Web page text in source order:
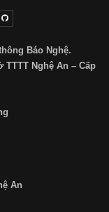
Báo Nghệ.
TTTT Nghệ An – Cấp
An